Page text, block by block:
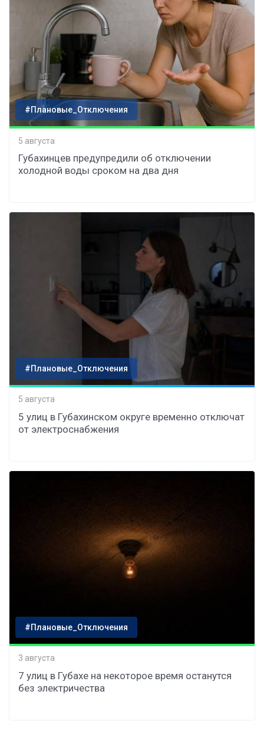
#Плановые_Отключения
5 августа
Губахинцев предупредили об отключении
холодной воды сроком на два дня
#Плановые_Отключения
5 августа
5 улиц в Губахинском округе временно отключат
от электроснабжения
#Плановые_Отключения
3 августа
7 улиц в Губахе на некоторое время останутся
без электричества